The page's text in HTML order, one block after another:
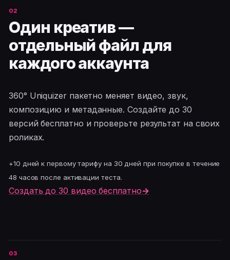
Один креатив —
отдельный файл для
каждого аккаунта
360° Uniquizer пакетно меняет видео, звук,
композицию и метаданные. Создайте до 30
версий бесплатно и проверьте результат на своих
роликах.
+10 дней к первому тарифу на 30 дней при покупке в течение
48 часов после активации теста.
Создать до 30 видео бесплатно→